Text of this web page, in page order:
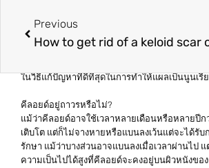
ทำให้คีลอยด์ที่มีขนาดใหญ่ขึ้นเรียบได้ บางครั้งวิธีนี้
อาจใช้ร่วมกับการฉีดคอร์ติโซนเพื่อทำให้แผลนูน
ลงได้อย่างมีประสิทธิภาพ ขั้นตอนการบำบัดจะใช้เ
ในวิธีแก้ปัญหาที่ดีที่สุดในการทำให้แผลเป็นนูนเรี
คีลอยด์อยู่ถาวรหรือไม่?
แม้ว่าคีลอยด์อาจใช้เวลาหลายเดือนหรือหลายปีก
เติบโต แต่ก็ไม่จางหายหรือแบนลงเว้นแต่จะได้รับ
รักษา แม้ว่าบางส่วนอาจแบนลงเมื่อเวลาผ่านไป
ความเป็นไปได้สูงที่คีลอยด์จะคงอยู่บนผิวหนังขอ
Previous
How to get rid of a keloid scar